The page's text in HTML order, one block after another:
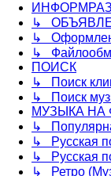
↳
↳
↳
ПОИСК
↳ Поиск
↳ Поиск
МУЗЫКА НА
↳
↳ Русская
↳ Русская
↳ Ретро